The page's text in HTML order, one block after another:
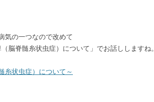
気の一つなので改めて
脳脊髄糸状虫症）について」でお話ししますね。
状虫症）について～